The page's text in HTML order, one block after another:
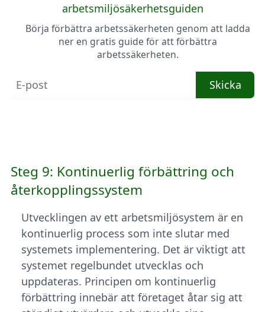
arbetsmiljösäkerhetsguiden
Börja förbättra arbetssäkerheten genom att ladda
ner en gratis guide för att förbättra
arbetssäkerheten.
Skicka
Steg 9: Kontinuerlig förbättring och
återkopplingssystem
Utvecklingen av ett arbetsmiljösystem är en
kontinuerlig process som inte slutar med
systemets implementering. Det är viktigt att
systemet regelbundet utvecklas och
uppdateras. Principen om kontinuerlig
förbättring innebär att företaget åtar sig att